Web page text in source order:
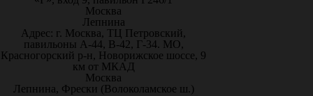
Москва
Лепнина
Адрес: г. Москва, ТЦ Петровский,
павильоны А-44, В-42, Г-34. МО,
Красногорский р-н, Новорижское шоссе, 9
км от МКАД
Москва
Лепнина, Фрески (Волоколамское ш.)